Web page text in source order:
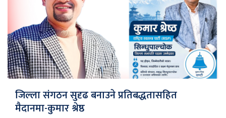
जिल्ला संगठन सुदृढ बनाउने प्रतिबद्धतासहित
मैदानमा-कुमार श्रेष्ठ